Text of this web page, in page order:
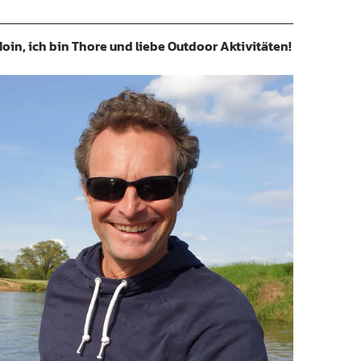
ich bin Thore und liebe Outdoor Aktivitäten!